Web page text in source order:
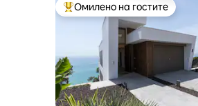
Меѓу најуспешните „Омилени
Омилено на гостите